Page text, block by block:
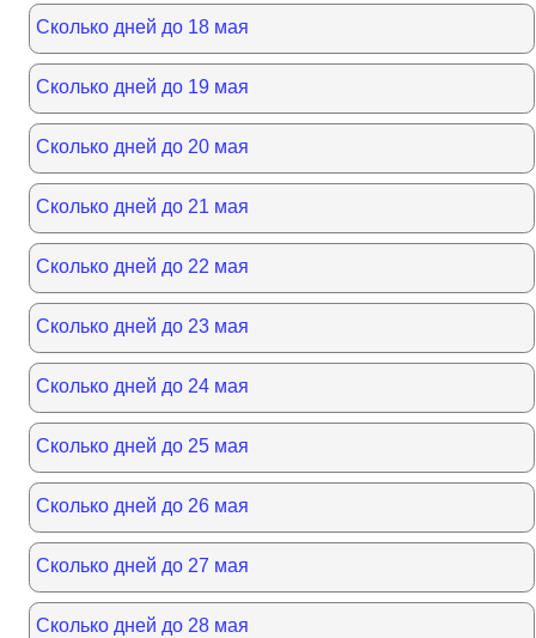
Сколько дней до 18 мая
Сколько дней до 19 мая
Сколько дней до 20 мая
Сколько дней до 21 мая
Сколько дней до 22 мая
Сколько дней до 23 мая
Сколько дней до 24 мая
Сколько дней до 25 мая
Сколько дней до 26 мая
Сколько дней до 27 мая
Сколько дней до 28 мая